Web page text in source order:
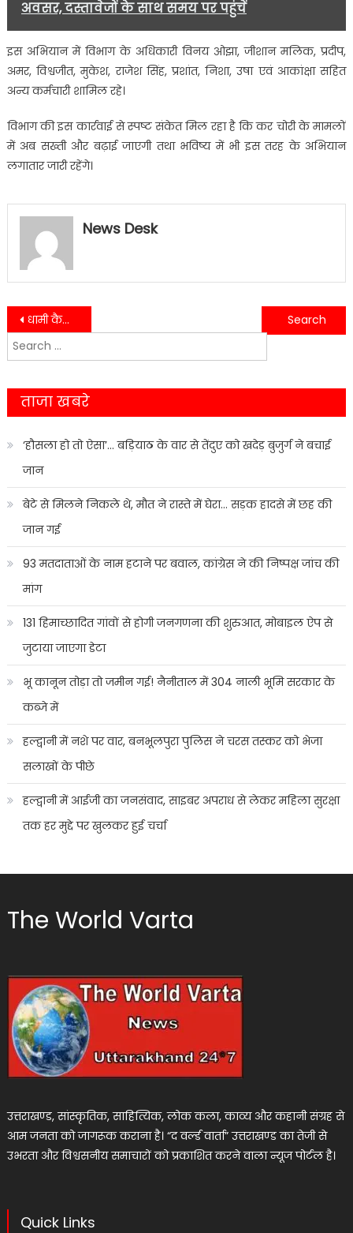
अवसर, दस्तावेजों के साथ समय पर पहुंचें
इस अभियान में विभाग के अधिकारी विनय ओझा, जीशान मलिक, प्रदीप,
अमर, विश्वजीत, मुकेश, राजेश सिंह, प्रशांत, निशा, उषा एवं आकांक्षा सहित
अन्य कर्मचारी शामिल रहे।
विभाग की इस कार्रवाई से स्पष्ट संकेत मिल रहा है कि कर चोरी के मामलों
में अब सख्ती और बढ़ाई जाएगी तथा भविष्य में भी इस तरह के अभियान
लगातार जारी रहेंगे।
News Desk
Post
navigation
धामी कैबिनेट की बैठक में रोजगार, शिक्षा और विकास से जुड़े कई महत्वपूर्ण फैसले
भरोसे की आड़ में छल,भीमताल धर्मांतरण मामले में मुख्य आरोपी यूनुस गिरफ्तार
Search
for:
ताजा खबरे
‘हौसला हो तो ऐसा’… बड़ियाठ के वार से तेंदुए को खदेड़ बुजुर्ग ने बचाई
जान
बेटे से मिलने निकले थे, मौत ने रास्ते में घेरा… सड़क हादसे में छह की
जान गई
93 मतदाताओं के नाम हटाने पर बवाल, कांग्रेस ने की निष्पक्ष जांच की
मांग
131 हिमाच्छादित गांवों से होगी जनगणना की शुरुआत, मोबाइल ऐप से
जुटाया जाएगा डेटा
भू कानून तोड़ा तो जमीन गई! नैनीताल में 304 नाली भूमि सरकार के
कब्जे में
हल्द्वानी में नशे पर वार, बनभूलपुरा पुलिस ने चरस तस्कर को भेजा
सलाखों के पीछे
हल्द्वानी में आईजी का जनसंवाद, साइबर अपराध से लेकर महिला सुरक्षा
तक हर मुद्दे पर खुलकर हुई चर्चा
The World Varta
उत्तराखण्ड, सांस्कृतिक, साहित्यिक, लोक कला, काव्य और कहानी संग्रह से
आम जनता को जागरूक कराना है। “द वर्ल्ड वार्ता” उत्तराखण्ड का तेजी से
उभरता और विश्वसनीय समाचारों को प्रकाशित करने वाला न्यूज पोर्टल है।
Quick Links